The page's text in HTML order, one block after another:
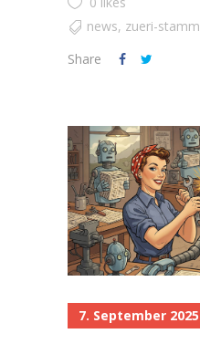
news, zueri-stamm
Share
7. September 2025